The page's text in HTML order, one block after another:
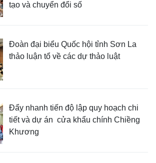
tạo và chuyển đổi số
Đoàn đại biểu Quốc hội tỉnh Sơn La
thảo luận tổ về các dự thảo luật
Đẩy nhanh tiến độ lập quy hoạch chi
tiết và dự án cửa khẩu chính Chiềng
Khương